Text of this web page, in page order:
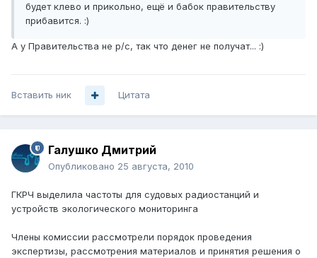
будет клево и прикольно, ещё и бабок правительству
прибавится. :)
А у Правительства не р/с, так что денег не получат... :)
Вставить ник Цитата
Галушко Дмитрий
Опубликовано 25 августа, 2010
ГКРЧ выделила частоты для судовых радиостанций и
устройств экологического мониторинга
Члены комиссии рассмотрели порядок проведения
экспертизы, рассмотрения материалов и принятия решения о